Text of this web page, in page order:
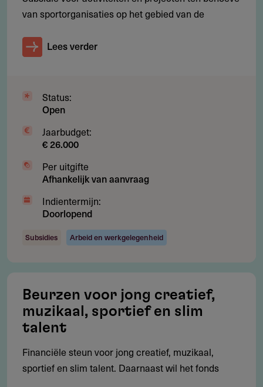
Online, via de website van de verstrekker (zie links)
Aanvragen kunnen tot maximaal 36 maanden voor
aanvang van het evenement worden ingediend.
Vereist gebruik van een vastgesteld formulier en
maatschappelijke waarde van het evenement aantoont​​.
Indientermijn
3 april 2024-1 januari 2029
Subsidieregeling topsportevenementen 2024–
2028
1.17 MB
van sportorganisaties op het gebied van de
Lees verder
Status:
Open
Jaarbudget:
€ 26.000
Per uitgifte
Afhankelijk van aanvraag
Indientermijn:
Doorlopend
Subsidies Arbeid en werkgelegenheid
Beurzen voor jong creatief,
muzikaal, sportief en slim
talent
Financiële steun voor jong creatief, muzikaal,
sportief en slim talent. Daarnaast wil het fonds